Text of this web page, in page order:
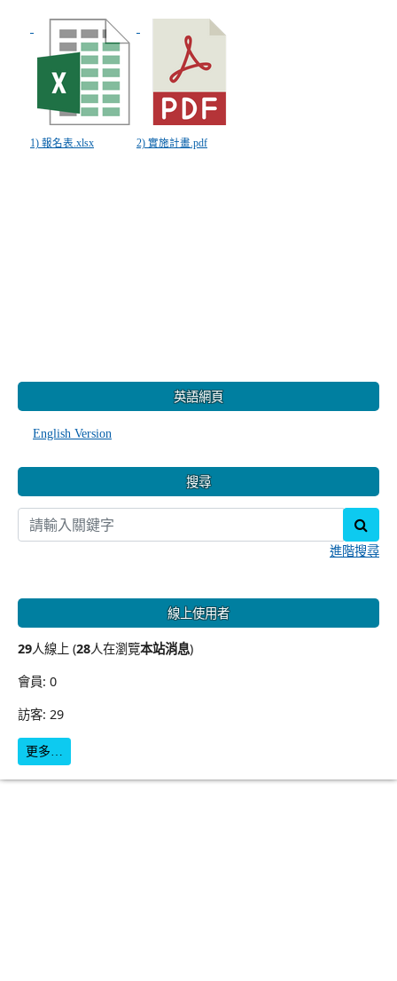
1) 報名表.xlsx 2) 實施計畫.pdf
英語網頁
English Version
搜尋
進階搜尋
線上使用者
29人線上 (28人在瀏覽本站消息)
會員: 0
訪客: 29
更多…